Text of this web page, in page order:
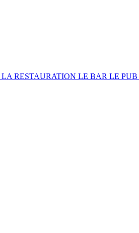
LA RESTAURATION LE BAR LE PUB